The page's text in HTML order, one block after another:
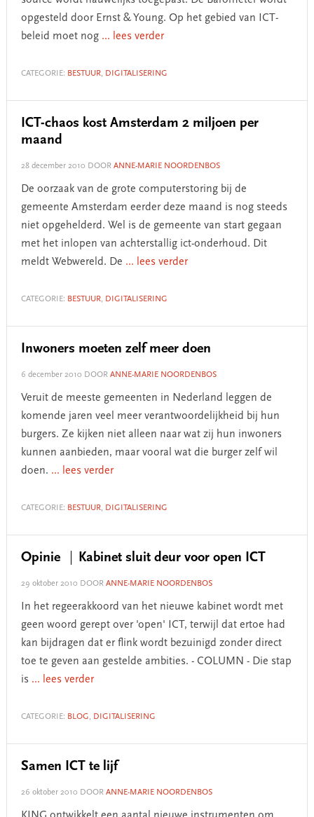
opgesteld door Ernst & Young. Op het gebied van ICT-
beleid moet nog ... lees verder
CATEGORIE: BESTUUR, DIGITALISERING
ICT-chaos kost Amsterdam 2 miljoen per
maand
28 december 2010 DOOR ANNE-MARIE NOORDENBOS
De oorzaak van de grote computerstoring bij de
gemeente Amsterdam eerder deze maand is nog steeds
niet opgehelderd. Wel is de gemeente van start gegaan
met het inlopen van achterstallig ict-onderhoud. Dit
meldt Webwereld. De ... lees verder
CATEGORIE: BESTUUR, DIGITALISERING
Inwoners moeten zelf meer doen
6 december 2010 DOOR ANNE-MARIE NOORDENBOS
Veruit de meeste gemeenten in Nederland leggen de
komende jaren veel meer verantwoordelijkheid bij hun
burgers. Ze kijken niet alleen naar wat zij hun inwoners
kunnen aanbieden, maar vooral wat die burger zelf wil
doen. ... lees verder
CATEGORIE: BESTUUR, DIGITALISERING
Opinie Kabinet sluit deur voor open ICT
29 oktober 2010 DOOR ANNE-MARIE NOORDENBOS
In het regeerakkoord van het nieuwe kabinet wordt met
geen woord gerept over 'open' ICT, terwijl dat ertoe had
kan bijdragen dat er flink wordt bezuinigd zonder direct
toe te geven aan gestelde ambities. - COLUMN - Die stap
is ... lees verder
CATEGORIE: BLOG, DIGITALISERING
Samen ICT te lijf
26 oktober 2010 DOOR ANNE-MARIE NOORDENBOS